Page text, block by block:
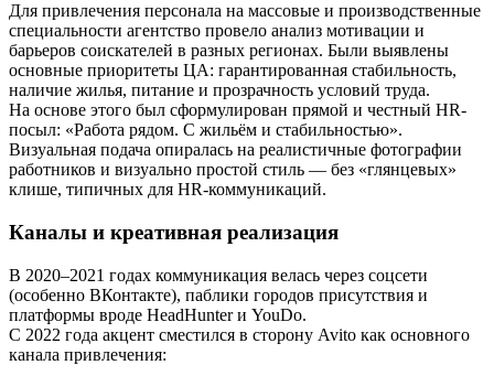
Для привлечения персонала на массовые и производственные
специальности агентство провело анализ мотивации и
барьеров соискателей в разных регионах. Были выявлены
основные приоритеты ЦА: гарантированная стабильность,
наличие жилья, питание и прозрачность условий труда.
На основе этого был сформулирован прямой и честный HR-
посыл: «Работа рядом. С жильём и стабильностью».
Визуальная подача опиралась на реалистичные фотографии
работников и визуально простой стиль — без «глянцевых»
клише, типичных для HR-коммуникаций.
Каналы и креативная реализация
В 2020–2021 годах коммуникация велась через соцсети
(особенно ВКонтакте), паблики городов присутствия и
платформы вроде HeadHunter и YouDo.
С 2022 года акцент сместился в сторону Avito как основного
канала привлечения: